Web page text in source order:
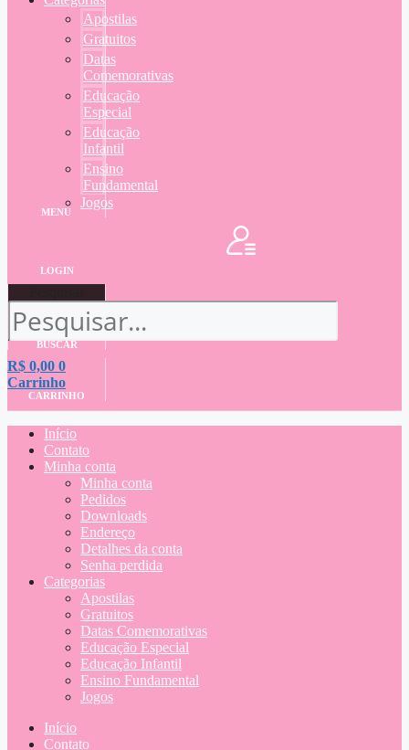
Apostilas
Gratuitos
Datas
Comemorativas
Educação
Especial
Educação
Infantil
Ensino
Fundamental
Jogos
MENU
LOGIN
BUSCAR
R$ 0,00 0
Carrinho
CARRINHO
Início
Contato
Minha conta
Minha conta
Pedidos
Downloads
Endereço
Detalhes da conta
Senha perdida
Categorias
Apostilas
Gratuitos
Datas Comemorativas
Educação Especial
Educação Infantil
Ensino Fundamental
Jogos
Início
Contato